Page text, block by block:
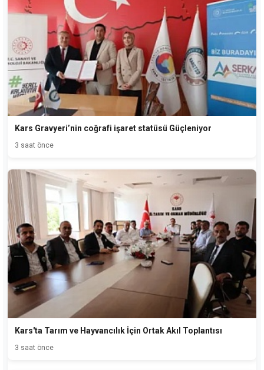
Kars Gravyeri’nin coğrafi işaret statüsü Güçleniyor
3 saat önce
Kars'ta Tarım ve Hayvancılık İçin Ortak Akıl Toplantısı
3 saat önce